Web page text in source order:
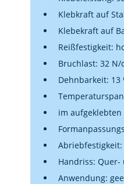
Klebkraft auf
Klebekraft auf
Reißfestigkeit:
Bruchlast: 32 N/
Dehnbarkeit: 13
im
Handriss: Quer-
Anwendung: